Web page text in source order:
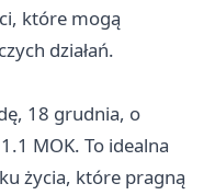
które mogą
działań.
18 grudnia, o
MOK. To idealna
życia, które pragną